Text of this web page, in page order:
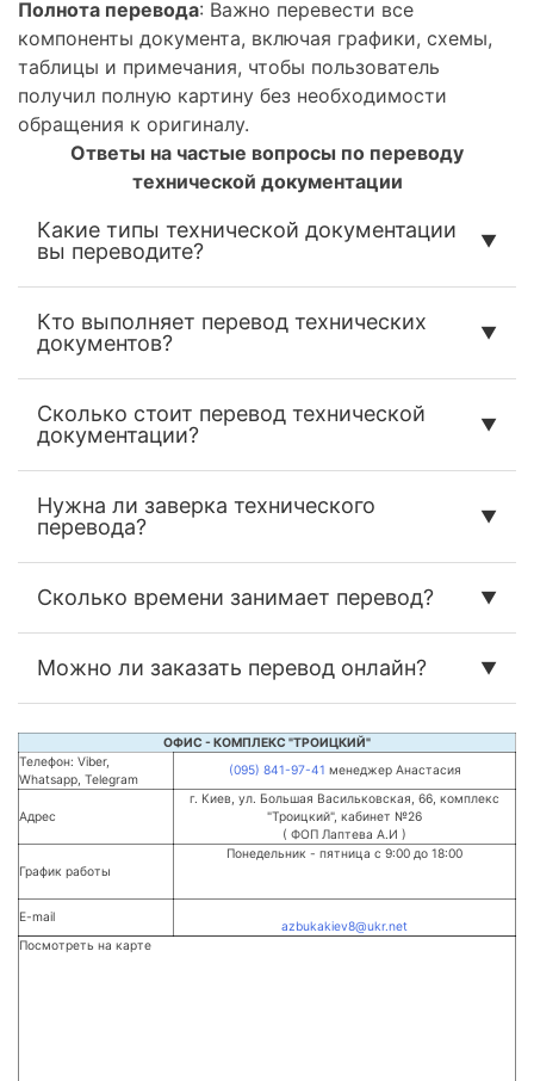
Полнота перевода: Важно перевести все
компоненты документа, включая графики, схемы,
таблицы и примечания, чтобы пользователь
получил полную картину без необходимости
обращения к оригиналу.
Ответы на частые вопросы по переводу
технической документации
Какие типы технической документации
вы переводите?
Кто выполняет перевод технических
документов?
Сколько стоит перевод технической
документации?
Нужна ли заверка технического
перевода?
Сколько времени занимает перевод?
Можно ли заказать перевод онлайн?
ОФИС - КОМПЛЕКС "ТРОИЦКИЙ"
Телефон: Viber,
Whatsapp, Telegram
(095) 841-97-41 менеджер Анастасия
Адрес
г. Киев, ул. Большая Васильковская, 66, комплекс
"Троицкий", кабинет №26
( ФОП Лаптева А.И )
График работы
Понедельник - пятница с 9:00 до 18:00
E-mail
azbukakiev8@ukr.net
Посмотреть на карте